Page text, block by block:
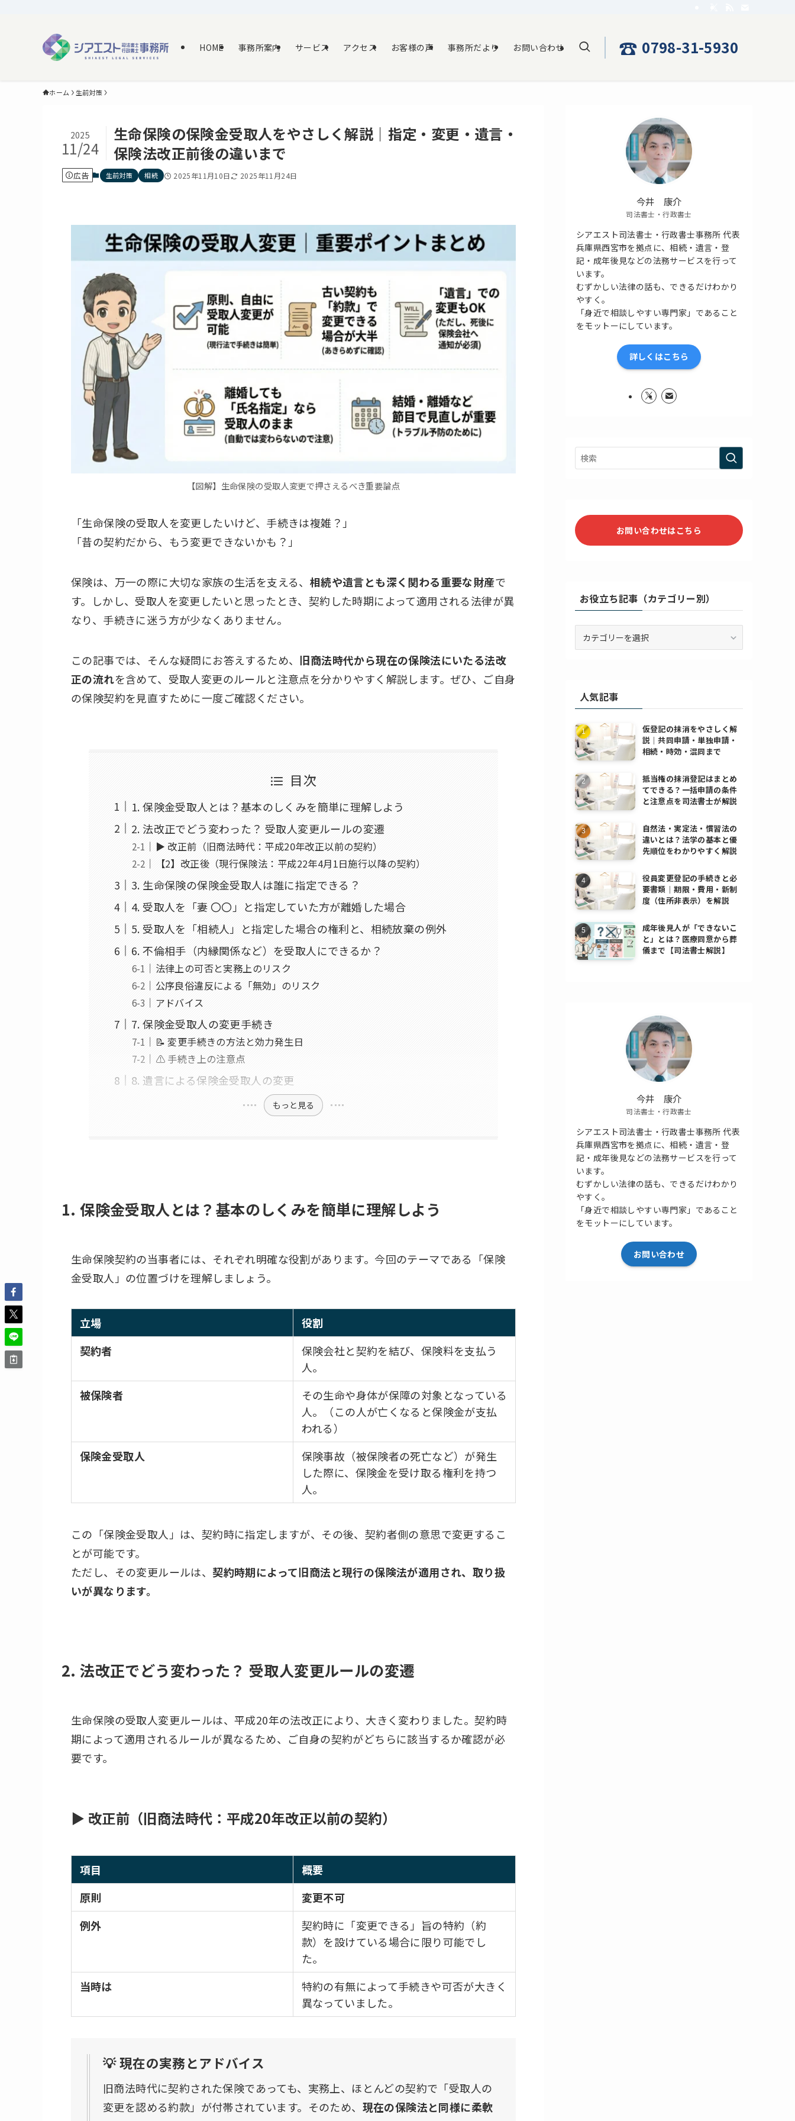
HOME 事務所案内 サービス アクセス お客様の声 事務所だより お問い合わせ ☎ 0798-31-5930
ホーム 生前対策
生命保険の保険金受取人をやさしく解説｜指定・変更・遺言・
保険法改正前後の違いまで
2025
11/24
広告 生前対策 相続 2025年11月10日 2025年11月24日
【図解】生命保険の受取人変更で押さえるべき重要論点
「生命保険の受取人を変更したいけど、手続きは複雑？」
「昔の契約だから、もう変更できないかも？」
保険は、万一の際に大切な家族の生活を支える、 相続や遺言とも深く関わる重要な財産で
す。しかし、受取人を変更したいと思ったとき、契約した時期によって適用される法律が異
なり、手続きに迷う方が少なくありません。
この記事では、そんな疑問にお答えするため、 旧商法時代から現在の保険法にいたる法改
正の流れを含めて、受取人変更のルールと注意点を分かりやすく解説します。ぜひ、ご自身
の保険契約を見直すために一度ご確認ください。
目次
1. 保険金受取人とは？基本のしくみを簡単に理解しよう
2. 法改正でどう変わった？ 受取人変更ルールの変遷
▶ 改正前（旧商法時代：平成20年改正以前の契約）
【2】改正後（現行保険法：平成22年4月1日施行以降の契約）
3. 生命保険の保険金受取人は誰に指定できる？
4. 受取人を「妻 〇〇」と指定していた方が離婚した場合
5. 受取人を「相続人」と指定した場合の権利と、相続放棄の例外
6. 不倫相手（内縁関係など）を受取人にできるか？
法律上の可否と実務上のリスク
公序良俗違反による「無効」のリスク
アドバイス
7. 保険金受取人の変更手続き
📝 変更手続きの方法と効力発生日
⚠️ 手続き上の注意点
8. 遺言による保険金受取人の変更
もっと見る
1. 保険金受取人とは？基本のしくみを簡単に理解しよう
生命保険契約の当事者には、それぞれ明確な役割があります。今回のテーマである「保険
金受取人」の位置づけを理解しましょう。
立場
役割
契約者
保険会社と契約を結び、保険料を支払う
人。
被保険者
その生命や身体が保障の対象となっている
人。（この人が亡くなると保険金が支払
われる）
保険金受取人
保険事故（被保険者の死亡など）が発生
した際に、保険金を受け取る権利を持つ
人。
この「保険金受取人」は、契約時に指定しますが、その後、契約者側の意思で変更するこ
とが可能です。
ただし、その変更ルールは、 契約時期によって旧商法と現行の保険法が適用され、取り扱
いが異なります。
2. 法改正でどう変わった？ 受取人変更ルールの変遷
生命保険の受取人変更ルールは、平成20年の法改正により、大きく変わりました。契約時
期によって適用されるルールが異なるため、ご自身の契約がどちらに該当するか確認が必
要です。
▶ 改正前（旧商法時代：平成20年改正以前の契約）
項目
概要
原則
変更不可
例外
契約時に「変更できる」旨の特約（約
款）を設けている場合に限り可能でし
た。
当時は
特約の有無によって手続きや可否が大きく
異なっていました。
💡 現在の実務とアドバイス
旧商法時代に契約された保険であっても、実務上、ほとんどの契約で「受取人の
変更を認める約款」が付帯されています。そのため、 現在の保険法と同様に柔軟
今井 康介
司法書士・行政書士
シアエスト司法書士・行政書士事務所 代表
兵庫県西宮市を拠点に、相続・遺言・登
記・成年後見などの法務サービスを行って
います。
むずかしい法律の話も、できるだけわかり
やすく。
「身近で相談しやすい専門家」であること
をモットーにしています。
詳しくはこちら
お問い合わせはこちら
お役立ち記事（カテゴリー別）
事
（カ
テ
ゴ
リ
ー
別）
人気記事
仮登記の抹消をやさしく解
説｜共同申請・単独申請・
相続・時効・混同まで
抵当権の抹消登記はまとめ
てできる？一括申請の条件
と注意点を司法書士が解説
自然法・実定法・慣習法の
違いとは？法学の基本と優
先順位をわかりやすく解説
役員変更登記の手続きと必
要書類｜期限・費用・新制
度（住所非表示）を解説
成年後見人が「できないこ
と」とは？医療同意から葬
儀まで【司法書士解説】
今井 康介
司法書士・行政書士
シアエスト司法書士・行政書士事務所 代表
兵庫県西宮市を拠点に、相続・遺言・登
記・成年後見などの法務サービスを行って
います。
むずかしい法律の話も、できるだけわかり
やすく。
「身近で相談しやすい専門家」であること
をモットーにしています。
お問い合わせ